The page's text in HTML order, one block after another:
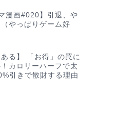
漫画#020】引退、や
やっぱりゲーム好
ある】 「お得」の罠に
カロリーハーフで太
引きで散財する理由